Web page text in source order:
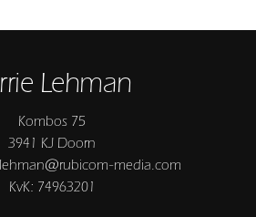
Lehman
Kombos 75
3941 KJ Doorn
media.com
KvK: 74963201